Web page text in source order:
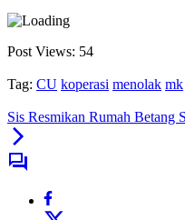
Post Views: 54
Tag: CU koperasi menolak mk
Sis Resmikan Rumah Betang